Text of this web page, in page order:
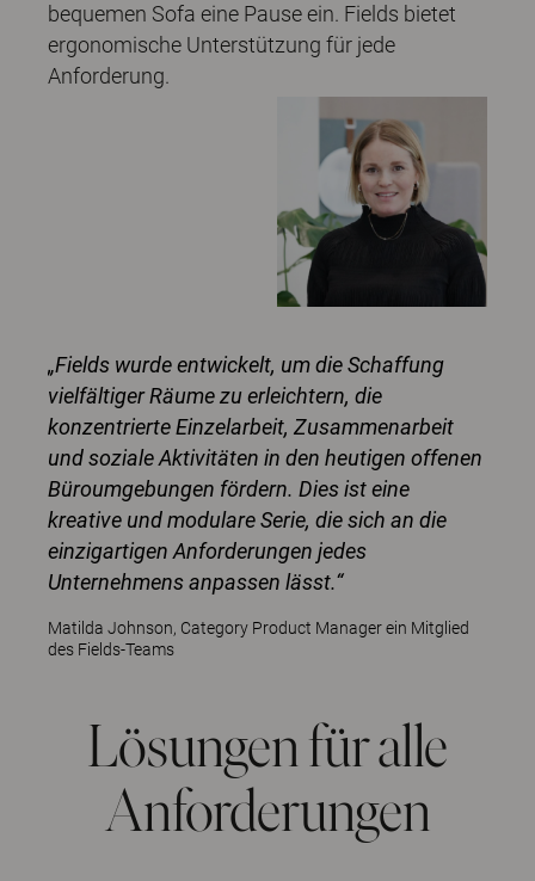
bequemen Sofa eine Pause ein. Fields bietet
ergonomische Unterstützung für jede
Anforderung.
„Fields wurde entwickelt, um die Schaffung
vielfältiger Räume zu erleichtern, die
konzentrierte Einzelarbeit, Zusammenarbeit
und soziale Aktivitäten in den heutigen offenen
Büroumgebungen fördern. Dies ist eine
kreative und modulare Serie, die sich an die
einzigartigen Anforderungen jedes
Unternehmens anpassen lässt.“
Matilda Johnson, Category Product Manager ein Mitglied
des Fields-Teams
Lösungen für alle
Anforderungen